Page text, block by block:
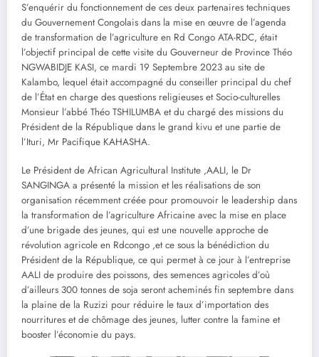
S’enquérir du fonctionnement de ces deux partenaires techniques
du Gouvernement Congolais dans la mise en œuvre de l’agenda
de transformation de l’agriculture en Rd Congo ATA-RDC, était
l’objectif principal de cette visite du Gouverneur de Province Théo
NGWABIDJE KASI, ce mardi 19 Septembre 2023 au site de
Kalambo, lequel était accompagné du conseiller principal du chef
de l’État en charge des questions religieuses et Socio-culturelles
Monsieur l’abbé Théo TSHILUMBA et du chargé des missions du
Président de la République dans le grand kivu et une partie de
l’Ituri, Mr Pacifique KAHASHA.
Le Président de African Agricultural Institute ,AALI, le Dr
SANGINGA a présenté la mission et les réalisations de son
organisation récemment créée pour promouvoir le leadership dans
la transformation de l’agriculture Africaine avec la mise en place
d’une brigade des jeunes, qui est une nouvelle approche de
révolution agricole en Rdcongo ,et ce sous la bénédiction du
Président de la République, ce qui permet à ce jour à l’entreprise
AALI de produire des poissons, des semences agricoles d’où
d’ailleurs 300 tonnes de soja seront acheminés fin septembre dans
la plaine de la Ruzizi pour réduire le taux d’importation des
nourritures et de chômage des jeunes, lutter contre la famine et
booster l’économie du pays.